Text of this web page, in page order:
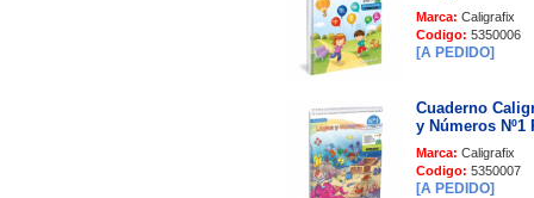
Marca: Caligrafix
Codigo: 5350006
[A PEDIDO]
Cuaderno
y Números Nº1
Marca: Caligrafix
Codigo: 5350007
[A PEDIDO]